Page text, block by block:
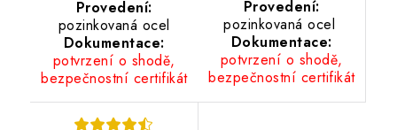
Provedení:
pozinkovaná ocel
Dokumentace:
potvrzení o shodě,
bezpečnostní certifikát
Provedení:
pozinkovaná ocel
Dokumentace:
potvrzení o shodě,
bezpečnostní certifikát